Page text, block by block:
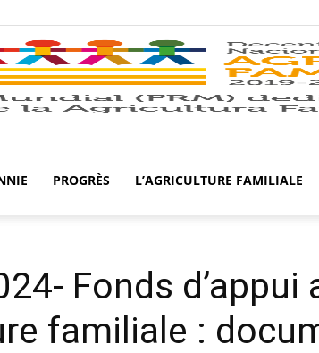
PROGRÈS L’AGRICULTURE FAMILIALE
Fonds d’appui
familiale :